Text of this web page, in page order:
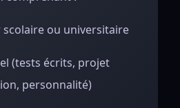
ou universitaire
(tests écrits, projet
personnalité)